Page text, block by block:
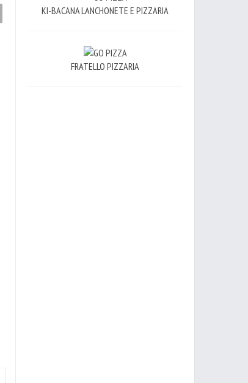
KI-BACANA LANCHONETE E PIZZARIA
FRATELLO PIZZARIA